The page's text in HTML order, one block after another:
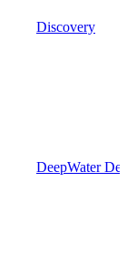
Discovery
DeepWater